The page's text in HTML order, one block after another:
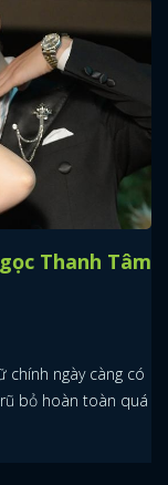
Thanh Tâm
chính ngày càng có
bỏ hoàn toàn quá